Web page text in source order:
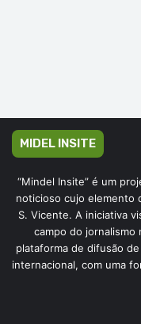
MIDEL INSITE
“Mindel Insite” é um
noticioso cujo elemento
S. Vicente. A iniciativa
campo do jornalismo
plataforma de difusão
internacional, com uma